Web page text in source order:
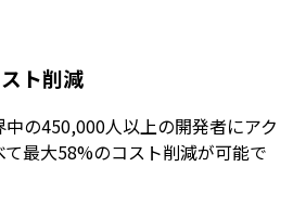
ト削減
の450,000人以上の開発者にアク
最大58%のコスト削減が可能で